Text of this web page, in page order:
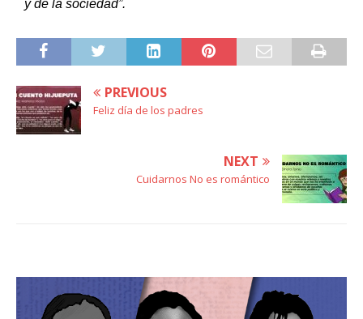
y de la sociedad”.
PREVIOUS
Feliz día de los padres
NEXT
Cuidarnos No es romántico